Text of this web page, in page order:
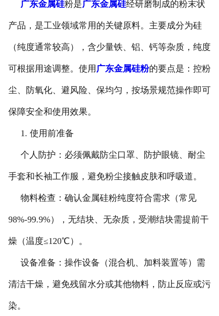
广东金属硅粉是广东金属硅经研磨制成的粉末状
产品，是工业领域常用的关键原料。主要成分为硅
（纯度通常较高），含少量铁、铝、钙等杂质，纯度
可根据用途调整。使用 广东金属硅粉的要点是：控粉
尘、防氧化、避风险、保均匀，按场景规范操作即可
保障安全和使用效果。
1. 使用前准备
个人防护：必须佩戴防尘口罩、防护眼镜、耐尘
手套和长袖工作服，避免粉尘接触皮肤和呼吸道。
物料检查：确认金属硅粉纯度符合需求（常见
98%-99.9%），无结块、无杂质，受潮结块需提前干
燥（温度≤120℃）。
设备准备：操作设备（混合机、加料装置等）需
清洁干燥，避免残留水分或其他物料，防止反应或污
染。